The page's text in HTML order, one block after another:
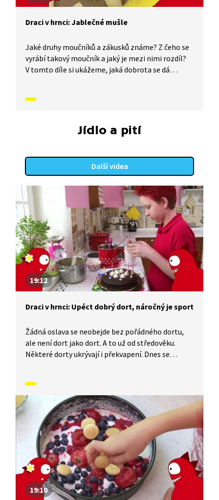
Draci v hrnci: Jablečné mušle
Jaké druhy moučníků a zákusků známe? Z čeho se
vyrábí takový moučník a jaký je mezi nimi rozdíl?
V tomto díle si ukážeme, jaká dobrota se dá
jedinečný a úplně jednoduchý recept.
Jídlo a pití
Další videa
19:12
Draci v hrnci: Upéct dobrý dort, náročný je sport
Žádná oslava se neobejde bez pořádného dortu,
ale není dort jako dort. A to už od středověku.
Některé dorty ukrývají i překvapení. Dnes se
zvyky a pověrami. V tomto díle si upečeme vlastní
dort. Tak pojďme na to.
19:10